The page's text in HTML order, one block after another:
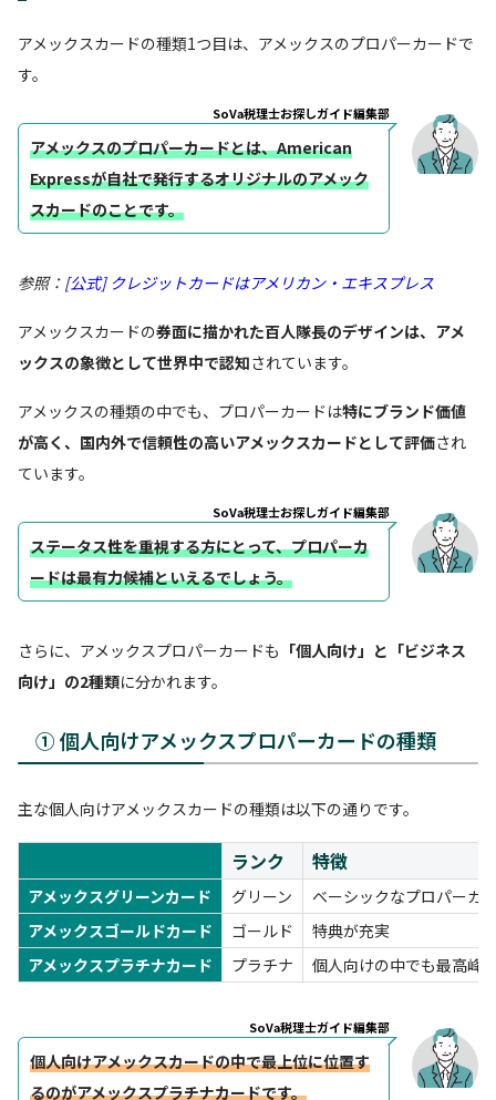
アメックスカードの種類1つ目は、アメックスのプロパーカードで
す。
SoVa税理士お探しガイド編集部
アメックスのプロパーカードとは、American
Expressが自社で発行するオリジナルのアメック
スカードのことです。
参照： [公式] クレジットカードはアメリカン・エキスプレス
アメックスカードの券面に描かれた百人隊長のデザインは、アメ
ックスの象徴として世界中で認知されています。
アメックスの種類の中でも、プロパーカードは特にブランド価値
が高く、国内外で信頼性の高いアメックスカードとして評価され
ています。
SoVa税理士お探しガイド編集部
ステータス性を重視する方にとって、プロパーカ
ードは最有力候補といえるでしょう。
さらに、アメックスプロパーカードも 「個人向け」と「ビジネス
向け」の2種類に分かれます。
① 個人向けアメックスプロパーカードの種類
主な個人向けアメックスカードの種類は以下の通りです。
ランク 特徴
アメックスグリーンカード グリーン
ベーシックなプロパーカ
アメックスゴールドカード
ゴールド
特典が充実
アメックスプラチナカード
プラチナ 個人向けの中でも最高峰
SoVa税理士ガイド編集部
個人向けアメックスカードの中で最上位に位置す
るのがアメックスプラチナカードです。